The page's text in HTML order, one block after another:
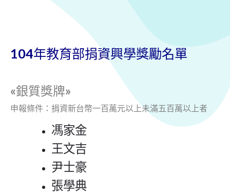
104年教育部捐資興學獎勵名單
«銀質獎牌»
申報條件：捐資新台幣一百萬元以上未滿五百萬以上者
馮家金
王文吉
尹士豪
張學典